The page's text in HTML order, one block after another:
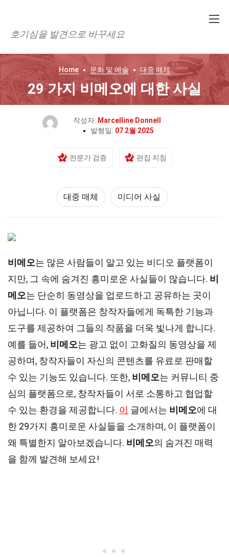
호기심을 발견으로 바꾸세요
Home 문화 및 예술 대중 매체
29 가지 비메오에 대한 사실
작성자: Marcelline Donnell
발행일: 07 2월 2025
전문가 검증 편집 지침
대중 매체 미디어 사실
비메오는 많은 사람들이 알고 있는 비디오 플랫폼이
지만, 그 속에 숨겨진 흥미로운 사실들이 많습니다. 비
메오는 단순히 동영상을 업로드하고 공유하는 곳이
아닙니다. 이 플랫폼은 창작자들에게 독특한 기능과
도구를 제공하여 그들의 작품을 더욱 빛나게 합니다.
예를 들어, 비메오는 광고 없이 고화질의 동영상을 제
공하며, 창작자들이 자신의 콘텐츠를 유료로 판매할
수 있는 기능도 있습니다. 또한, 비메오는 커뮤니티 중
심의 플랫폼으로, 창작자들이 서로 소통하고 협업할
수 있는 환경을 제공합니다. 이 글에서는 비메오에 대
한 29가지 흥미로운 사실들을 소개하며, 이 플랫폼이
왜 특별한지 알아보겠습니다. 비메오의 숨겨진 매력
을 함께 발견해 보세요!